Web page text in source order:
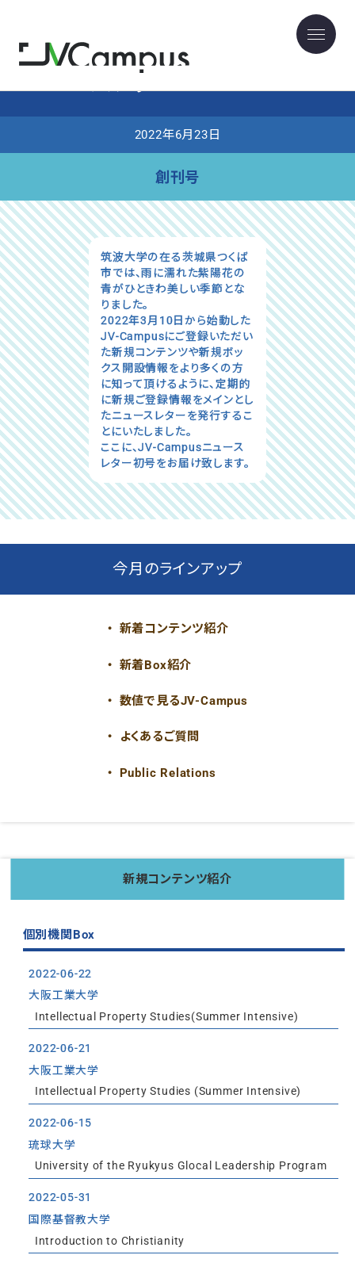
ニュースレター
2022年6月23日
創刊号
筑波大学の在る茨城県つくば
市では、雨に濡れた紫陽花の
青がひときわ美しい季節とな
りました。
2022年3月10日から始動した
JV-Campusにご登録いただい
た新規コンテンツや新規ボッ
クス開設情報をより多くの方
に知って頂けるように、定期的
に新規ご登録情報をメインとし
たニュースレターを発行するこ
とにいたしました。
ここに、JV-Campusニュース
レター初号をお届け致します。
今月のラインアップ
新着コンテンツ紹介
新着Box紹介
数値で見るJV-Campus
よくあるご質問
Public Relations
新規コンテンツ紹介
個別機関Box
2022-06-22
大阪工業大学
Intellectual Property Studies(Summer Intensive)
2022-06-21
大阪工業大学
Intellectual Property Studies (Summer Intensive)
2022-06-15
琉球大学
University of the Ryukyus Glocal Leadership Program
2022-05-31
国際基督教大学
Introduction to Christianity